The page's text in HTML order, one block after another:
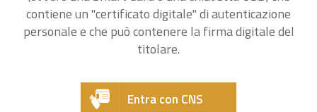
contiene un "certificato digitale" di autenticazione
personale e che può contenere la firma digitale del
titolare.
Entra con CNS